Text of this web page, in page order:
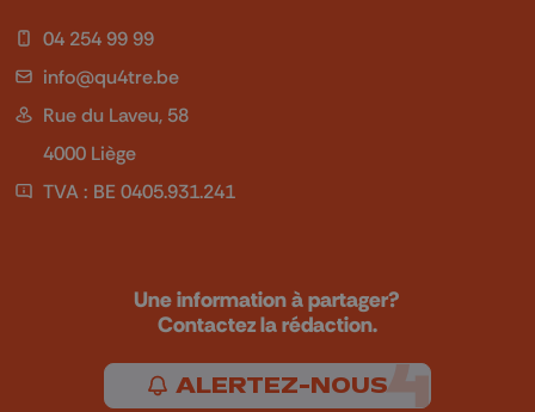
04 254 99 99
info@qu4tre.be
Rue du Laveu, 58
4000 Liège
TVA : BE 0405.931.241
Une information à partager?
Contactez la rédaction.
ALERTEZ-NOUS